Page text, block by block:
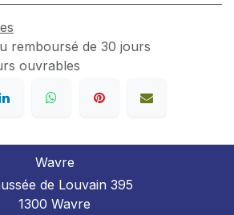
remboursé de 30 jours
ouvrables
Wavre
de Louvain 395
1300 Wavre